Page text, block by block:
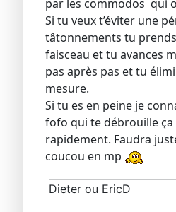
par les commodos qui
Si tu veux t’éviter une
tâtonnements tu
faisceau et tu avances
pas après pas et tu
mesure.
Si tu es en peine je
fofo qui te débrouille ça
rapidement. Faudra
coucou en mp
Dieter ou EricD